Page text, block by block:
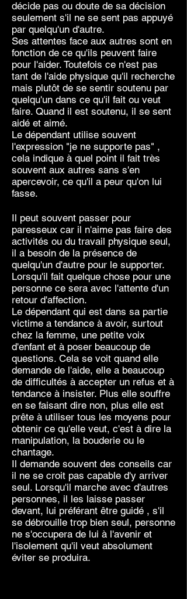
décide pas ou doute de sa décision
seulement s'il ne se sent pas appuyé
par quelqu'un d'autre.
Ses attentes face aux autres sont en
fonction de ce qu'ils peuvent faire
pour l'aider. Toutefois ce n'est pas
tant de l'aide physique qu'il recherche
mais plutôt de se sentir soutenu par
quelqu'un dans ce qu'il fait ou veut
faire. Quand il est soutenu, il se sent
aidé et aimé.
Le dépendant utilise souvent
l'expression "je ne supporte pas" ,
cela indique à quel point il fait très
souvent aux autres sans s'en
apercevoir, ce qu'il a peur qu'on lui
fasse.
Il peut souvent passer pour
paresseux car il n'aime pas faire des
activités ou du travail physique seul,
il a besoin de la présence de
quelqu'un d'autre pour le supporter.
Lorsqu'il fait quelque chose pour une
personne ce sera avec l'attente d'un
retour d'affection.
Le dépendant qui est dans sa partie
victime a tendance à avoir, surtout
chez la femme, une petite voix
d'enfant et à poser beaucoup de
questions. Cela se voit quand elle
demande de l'aide, elle a beaucoup
de difficultés à accepter un refus et à
tendance à insister. Plus elle souffre
en se faisant dire non, plus elle est
prête à utiliser tous les moyens pour
obtenir ce qu'elle veut, c'est à dire la
manipulation, la bouderie ou le
chantage.
Il demande souvent des conseils car
il ne se croit pas capable d'y arriver
seul. Lorsqu'il marche avec d'autres
personnes, il les laisse passer
devant, lui préférant être guidé , s'il
se débrouille trop bien seul, personne
ne s'occupera de lui à l'avenir et
l'isolement qu'il veut absolument
éviter se produira.